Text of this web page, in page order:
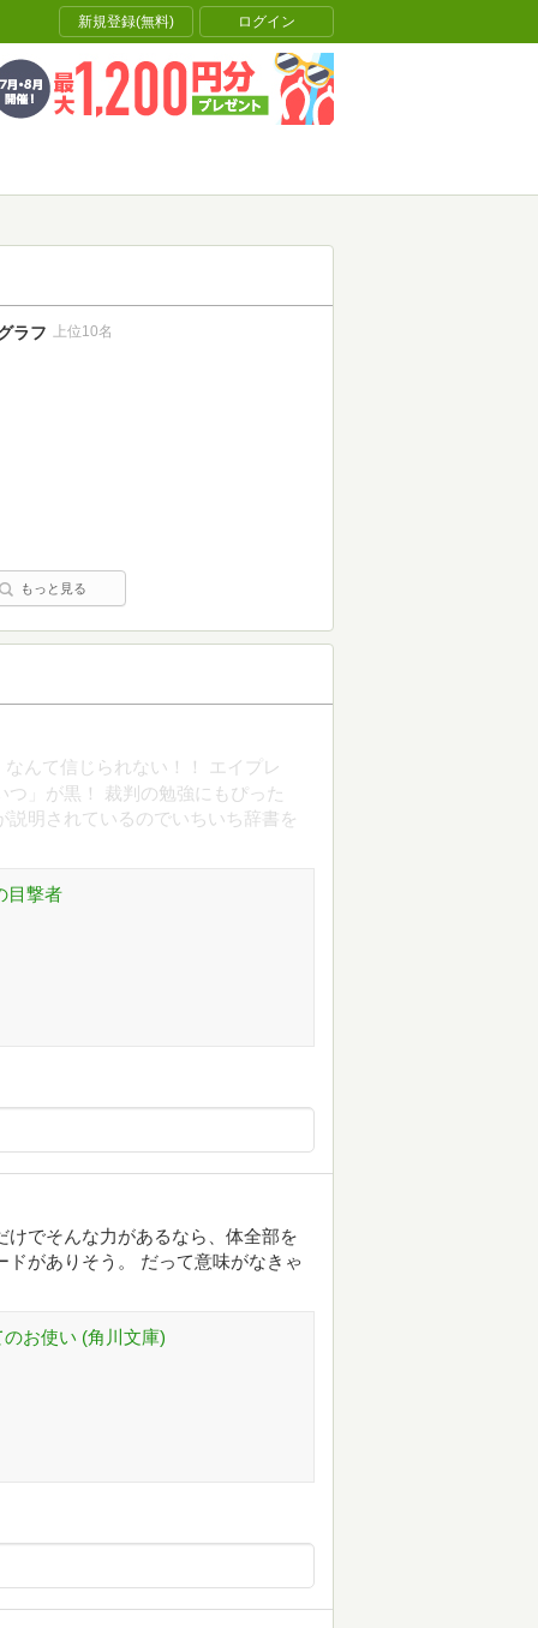
新規登録(無料) ログイン
ラフ 上位10名
もっと見る
んて信じられない！！ エイプレ
」が黒！ 裁判の勉強にもぴった
明されているのでいちいち辞書を
目撃者
でそんな力があるなら、体全部を
がありそう。 だって意味がなきゃ
お使い (角川文庫)